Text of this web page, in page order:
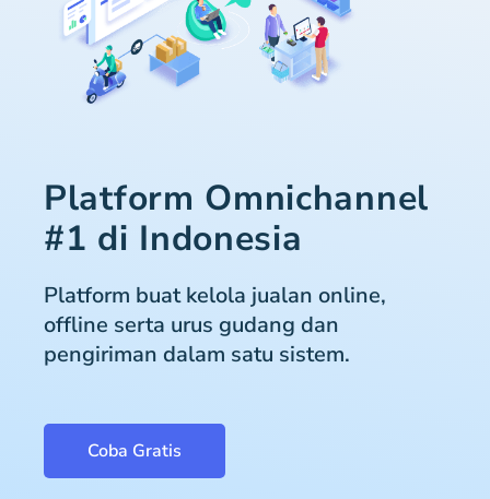
Platform Omnichannel
#1 di Indonesia
Platform buat kelola jualan online,
offline serta urus gudang dan
pengiriman dalam satu sistem.
Coba Gratis